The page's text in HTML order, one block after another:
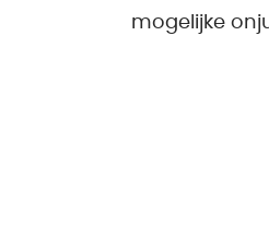
mogelijke